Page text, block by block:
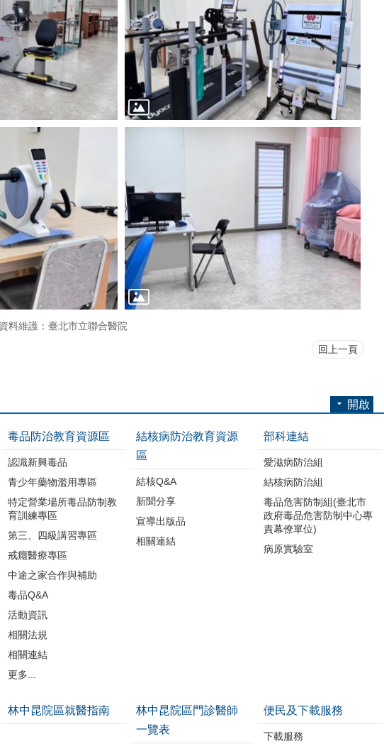
資料維護：臺北市立聯合醫院
回上一頁
開啟
毒品防治教育資源區
認識新興毒品
青少年藥物濫用專區
特定營業場所毒品防制教
育訓練專區
第三、四級講習專區
戒癮醫療專區
中途之家合作與補助
毒品Q&A
活動資訊
相關法規
相關連結
更多...
結核病防治教育資源
區
結核Q&A
新聞分享
宣導出版品
相關連結
部科連結
愛滋病防治組
結核病防治組
毒品危害防制組(臺北市
政府毒品危害防制中心專
責幕僚單位)
病原實驗室
林中昆院區就醫指南
林中昆院區門診醫師
一覽表
便民及下載服務
下載服務